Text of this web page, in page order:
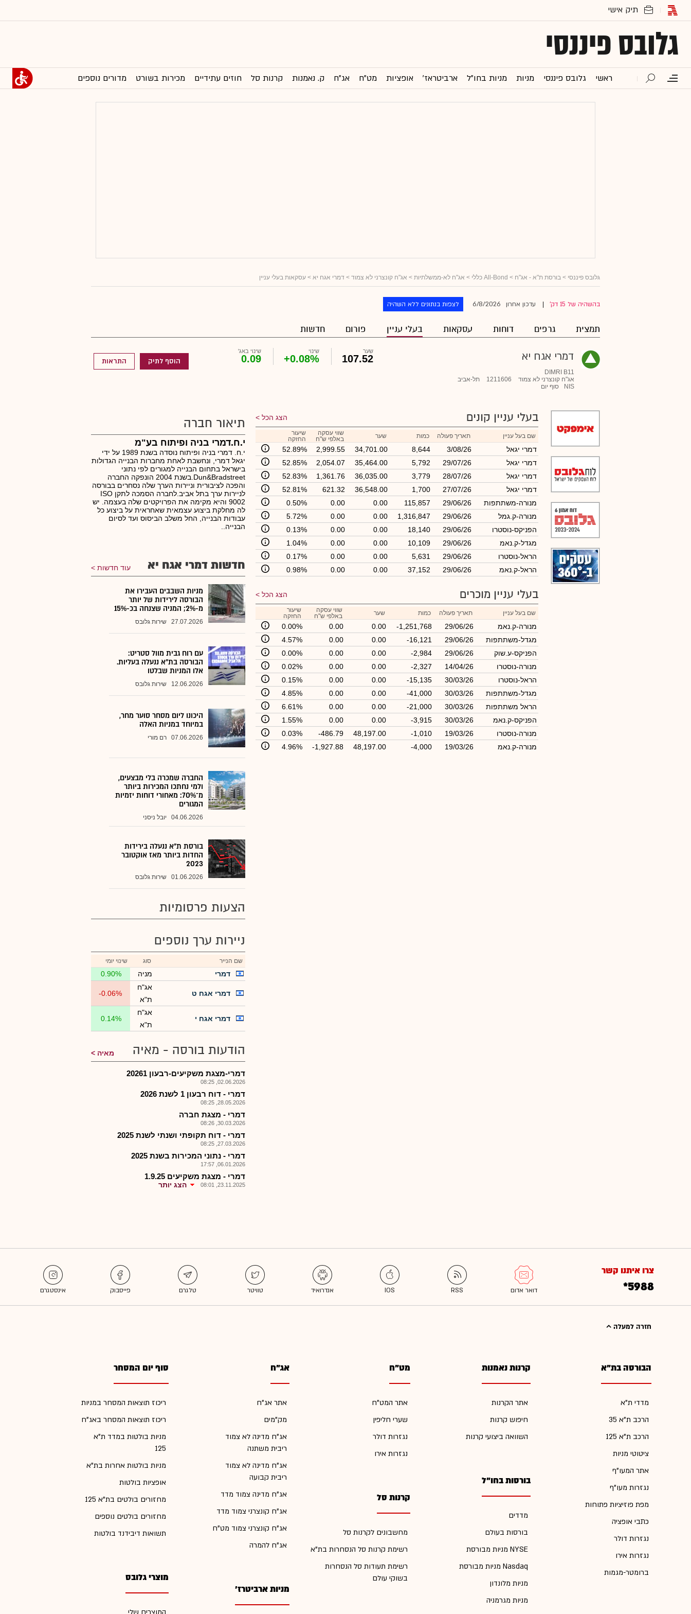
גלובס פיננסי
ראשי גלובס פיננסי מניות מניות בחו"ל ארביטראז' אופציות מט"ח אג"ח ק. נאמנות קרנות סל חוזים עתידיים מכירות בשורט מדורים נוספים
גלובס פיננסי > בורסת ת"א - אג"ח > All-Bond כללי > אג"ח לא-ממשלתיות > אג"ח קונצרני לא צמוד > דמרי אגח יא > עסקאות בעלי עניין
בהשהיה של 15 דק' עדכון אחרון 6/8/2026 לצפות בנתונים ללא השהיה
תמצית גרפים דוחות עסקאות בעלי עניין פורום חדשות
דמרי אגח יא
DIMRI B11
אג"ח קונצרני לא צמוד
1211606
תל-אביב
NIS
סוף יום
שער
107.52
שינוי
+0.08%
שינוי באג'
0.09 הוסף לתיק התראות
בעלי עניין קונים הצג הכל
שם בעל עניין תאריך פעולה כמות שער
שווי עסקה
באלפי ש"ח
שיעור
החזקה
דמרי יגאל 3/08/26
8,644
34,701.00
2,999.55
52.89%
דמרי יגאל
29/07/26
5,792
35,464.00
2,054.07
52.85%
דמרי יגאל
28/07/26
3,779
36,035.00
1,361.76
52.83%
דמרי יגאל
27/07/26
1,700
36,548.00
621.32
52.81%
מנורה-משתתפות
29/06/26
115,857
0.00
0.00
0.50%
מנורה-ק.גמל
29/06/26
1,316,847
0.00
0.00
5.72%
הפניקס-נוסטרו
29/06/26
18,140
0.00
0.00
0.13%
מגדל-ק.נאמ
29/06/26
10,109
0.00
0.00
1.04%
הראל-נוסטרו
29/06/26
5,631
0.00
0.00
0.17%
הראל-ק.נאמ
29/06/26
37,152
0.00
0.00
0.98%
בעלי עניין מוכרים הצג הכל
שם בעל עניין תאריך פעולה כמות שער
שווי עסקה
באלפי ש"ח
שיעור
החזקה
מנורה-ק.נאמ 29/06/26
-1,251,768
0.00
0.00
0.00%
מגדל-משתתפות
29/06/26
-16,121
0.00
0.00
4.57%
הפניקס-ע.שוק
29/06/26
-2,984
0.00
0.00
0.00%
מנורה-נוסטרו
14/04/26
-2,327
0.00
0.00
0.02%
הראל-נוסטרו
30/03/26
-15,135
0.00
0.00
0.15%
מגדל-משתתפות
30/03/26
-41,000
0.00
0.00
4.85%
הראל משתתפות
30/03/26
-21,000
0.00
0.00
6.61%
הפניקס-ק.נאמ
30/03/26
-3,915
0.00
0.00
1.55%
מנורה-נוסטרו
19/03/26
-1,010
48,197.00
-486.79
0.03%
מנורה-ק.נאמ
19/03/26
-4,000
48,197.00
-1,927.88
4.96%
תיאור חברה
י.ח.דמרי בניה ופיתוח בע"מ
י.ח. דמרי בניה ופיתוח נוסדה בשנת 1989 על ידי
יגאל דמרי, ונחשבת לאחת מחברות הבנייה הגדולות
בישראל בתחום הבנייה למגורים לפי נתוני
Dun&Bradstreet.בשנת 2004 הונפקה החברה
והפכה לציבורית וניירות הערך שלה נסחרים בבורסה
לניירות ערך בתל אביב.לחברה הסמכה לתקן ISO
9002 והיא מקימה את הפרויקטים שלה בעצמה. יש
לה מחלקת ביצוע עצמאית שאחראית על ביצוע כל
עבודות הבנייה, החל משלב הביסוס ועד לסיום
הבנייה..
חדשות דמרי אגח יא עוד חדשות
מניות השבבים העבירו את
הבורסה לירידות של יותר
מ-2%; המניה שצנחה בכ-15%
27.07.2026 שירות גלובס
עם רוח גבית מוול סטריט:
הבורסה בת"א ננעלה בעליות.
אלו המניות שבלטו
12.06.2026 שירות גלובס
היכונו ליום מסחר סוער מחר,
במיוחד במניות האלה
07.06.2026 רם מורי
החברה שמכרה בלי מבצעים,
ולמי נחתכו המכירות ביותר
מ־70%: מאחורי דוחות יזמיות
המגורים
04.06.2026 יובל ניסני
בורסת ת"א ננעלה בירידות
החדות ביותר מאז אוקטובר
2023
01.06.2026 שירות גלובס
הצעות פרסומיות
ניירות ערך נוספים
שם הנייר סוג שינוי יומי
דמרי מניה 0.90%
דמרי אגח ט
אג"ח
ת"א
-0.06%
דמרי אגח י
אג"ח
ת"א
0.14%
הודעות בורסה - מאיה מאיה
דמרי-מצגת משקיעים-רבעון 20261
02.06.2026, 08:25
דמרי - דוח רבעון 1 לשנת 2026
28.05.2026, 08:25
דמרי - מצגת חברה
30.03.2026, 08:26
דמרי - דוח תקופתי ושנתי לשנת 2025
27.03.2026, 08:25
דמרי - נתוני המכירות בשנת 2025
06.01.2026, 17:57
דמרי - מצגת משקיעים 1.9.25
23.11.2025, 08:01 הצג יותר
צרו איתנו קשר
*5988
חזרה למעלה
הבורסה בת"א
מדדי ת"א
הרכב ת"א 35
הרכב ת"א 125
ציטוטי מניות
אתר המעו"ף
נגזרות מעו"ף
מפת פוזיציות פתוחות
כתבי אופציה
נגזרות דולר
נגזרות אירו
ברומטר-מגמות
קרנות נאמנות
אתר הקרנות
חיפוש קרנות
השוואה ביצועי קרנות
בורסות בחו"ל
מדדים
בורסות בעולם
מניות מבורסת NYSE
מניות מבורסת Nasdaq
מניות מלונדון
מניות מגרמניה
מט"ח
אתר המט"ח
שערי חליפין
נגזרות דולר
נגזרות אירו
קרנות סל
מחשבונים לקרנות סל
רשימת קרנות סל הנסחרות בת"א
רשימת תעודות סל הנסחרות
בשוקי עולם
אג"ח
אתר אג"ח
מק"מים
אג"ח מדינה לא צמוד
ריבית משתנה
אג"ח מדינה לא צמוד
ריבית קבועה
אג"ח מדינה צמוד מדד
אג"ח קונצרני צמוד מדד
אג"ח קונצרני צמוד מט"ח
אג"ח להמרה
מניות ארביטרז'
סוף יום המסחר
ריכוז תוצאות המסחר במניות
ריכוז תוצאות המסחר באג"ח
מניות בולטות במדד ת"א
125
מניות בולטות אחרות בת"א
אופציות בולטות
מחזורים בולטים בת"א 125
מחזורים בולטים נוספים
תשואות דיבידנד בולטות
מוצרי גלובס